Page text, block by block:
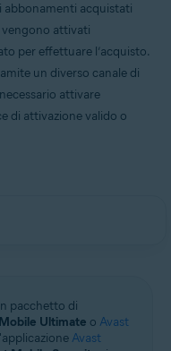
abbonamenti acquistati
vengono attivati
per effettuare l’acquisto.
un diverso canale di
attivare
di attivazione valido o
pacchetto di
Ultimate o Avast
Avast